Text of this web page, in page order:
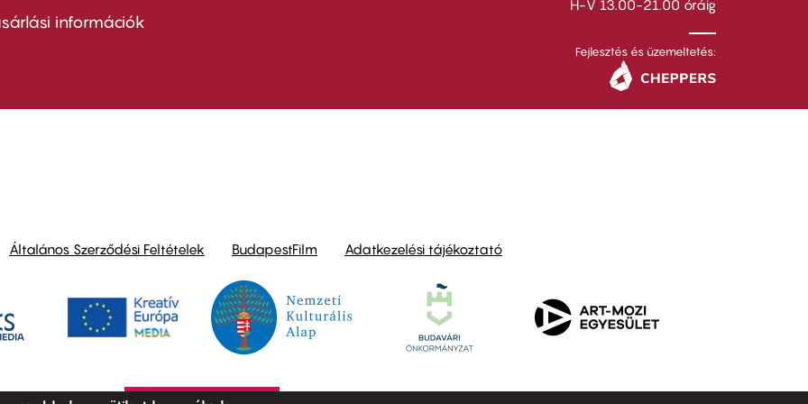
információk
H-V 13.00-21.00 óráig
Fejlesztés és üzemeltetés:
Általános Szerződési Feltételek BudapestFilm Adatkezelési tájékoztató